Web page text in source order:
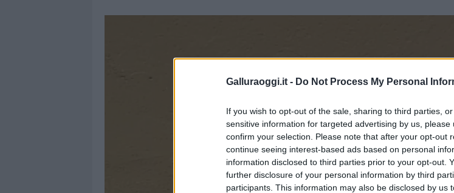
Galluraoggi.it - Do Not Process My Personal
If you wish to opt-out of the sale, sharing to third parties,
sensitive information for targeted advertising by us,
confirm your selection. Please note that after your opt-out
continue seeing interest-based ads based on personal
information disclosed to third parties prior to your opt-out.
further disclosure of your personal information by third
participants. This information may also be disclosed by us